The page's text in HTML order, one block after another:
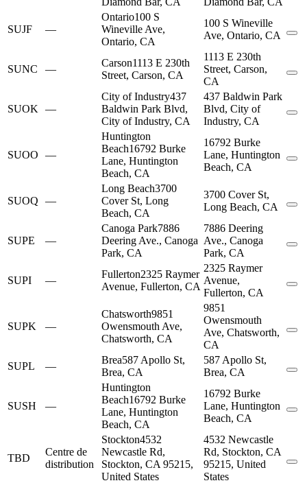
SUJF —
Ontario100 S
Wineville Ave,
Ontario, CA
100 S Wineville
Ave, Ontario, CA
SUNC —
Carson1113 E 230th
Street, Carson, CA
1113 E 230th
Street, Carson,
CA
SUOK —
City of Industry437
Baldwin Park Blvd,
City of Industry, CA
437 Baldwin Park
Blvd, City of
Industry, CA
SUOO —
Huntington
Beach16792 Burke
Lane, Huntington
Beach, CA
16792 Burke
Lane, Huntington
Beach, CA
SUOQ —
Long Beach3700
Cover St, Long
Beach, CA
3700 Cover St,
Long Beach, CA
SUPE —
Canoga Park7886
Deering Ave., Canoga
Park, CA
7886 Deering
Ave., Canoga
Park, CA
SUPI —
Fullerton2325 Raymer
Avenue, Fullerton, CA
2325 Raymer
Avenue,
Fullerton, CA
SUPK —
Chatsworth9851
Owensmouth Ave,
Chatsworth, CA
9851
Owensmouth
Ave, Chatsworth,
CA
SUPL
—
Brea587 Apollo St,
Brea, CA
587 Apollo St,
Brea, CA
SUSH —
Huntington
Beach16792 Burke
Lane, Huntington
Beach, CA
16792 Burke
Lane, Huntington
Beach, CA
TBD
Centre de
distribution
Stockton4532
Newcastle Rd,
Stockton, CA 95215,
United States
4532 Newcastle
Rd, Stockton, CA
95215, United
States